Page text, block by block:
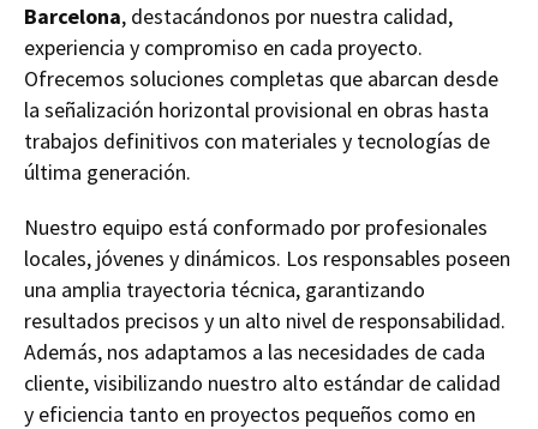
Barcelona, destacándonos por nuestra calidad,
experiencia y compromiso en cada proyecto.
Ofrecemos soluciones completas que abarcan desde
la señalización horizontal provisional en obras hasta
trabajos definitivos con materiales y tecnologías de
última generación.
Nuestro equipo está conformado por profesionales
locales, jóvenes y dinámicos. Los responsables poseen
una amplia trayectoria técnica, garantizando
resultados precisos y un alto nivel de responsabilidad.
Además, nos adaptamos a las necesidades de cada
cliente, visibilizando nuestro alto estándar de calidad
y eficiencia tanto en proyectos pequeños como en